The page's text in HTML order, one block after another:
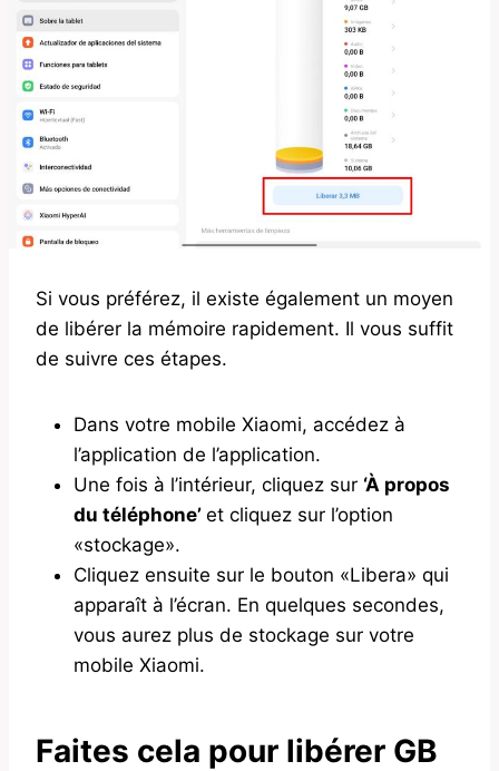
Si vous préférez, il existe également un moyen
de libérer la mémoire rapidement. Il vous suffit
de suivre ces étapes.
Dans votre mobile Xiaomi, accédez à
l’application de l’application.
Une fois à l’intérieur, cliquez sur ‘À propos
du téléphone’ et cliquez sur l’option
«stockage».
Cliquez ensuite sur le bouton «Libera» qui
apparaît à l’écran. En quelques secondes,
vous aurez plus de stockage sur votre
mobile Xiaomi.
Faites cela pour libérer GB